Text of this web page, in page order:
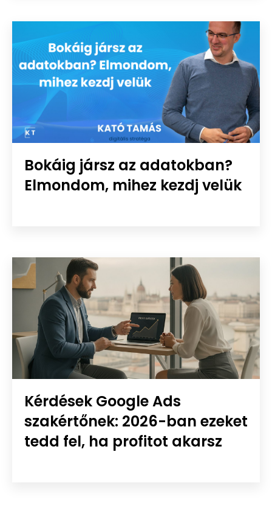
Bokáig jársz az adatokban?
Elmondom, mihez kezdj velük
Kérdések Google Ads
szakértőnek: 2026-ban ezeket
tedd fel, ha profitot akarsz